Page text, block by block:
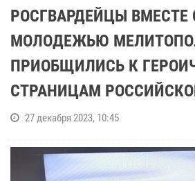
РОСГВАРДЕЙЦЫ ВМЕСТЕ
МОЛОДЕЖЬЮ
ПРИОБЩИЛИСЬ К
СТРАНИЦАМ
27 декабря 2023, 10:45